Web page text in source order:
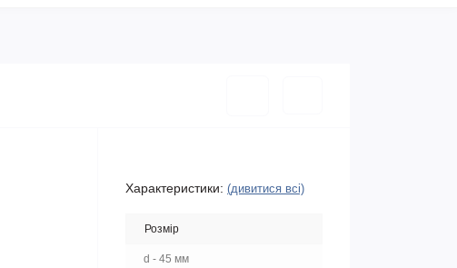
Характеристики: (дивитися всі)
Розмір
d - 45 мм